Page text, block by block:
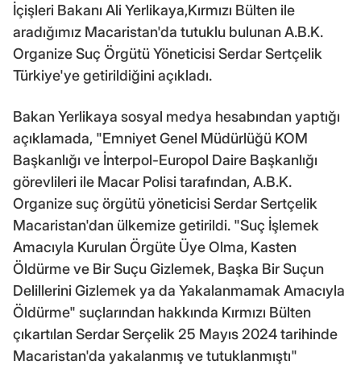
İçişleri Bakanı Ali Yerlikaya,Kırmızı Bülten ile
aradığımız Macaristan'da tutuklu bulunan A.B.K.
Organize Suç Örgütü Yöneticisi Serdar Sertçelik
Türkiye'ye getirildiğini açıkladı.
Bakan Yerlikaya sosyal medya hesabından yaptığı
açıklamada, "Emniyet Genel Müdürlüğü KOM
Başkanlığı ve İnterpol-Europol Daire Başkanlığı
görevlileri ile Macar Polisi tarafından, A.B.K.
Organize suç örgütü yöneticisi Serdar Sertçelik
Macaristan'dan ülkemize getirildi. "Suç İşlemek
Amacıyla Kurulan Örgüte Üye Olma, Kasten
Öldürme ve Bir Suçu Gizlemek, Başka Bir Suçun
Delillerini Gizlemek ya da Yakalanmamak Amacıyla
Öldürme" suçlarından hakkında Kırmızı Bülten
çıkartılan Serdar Serçelik 25 Mayıs 2024 tarihinde
Macaristan'da yakalanmış ve tutuklanmıştı"